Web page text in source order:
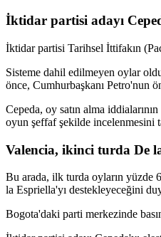
İktidar partisi adayı
İktidar partisi Tarihsel İttifakın
Sisteme dahil edilmeyen oylar
önce, Cumhurbaşkanı Petro'nun
Cepeda, oy satın alma
oyun şeffaf şekilde incelenmesini
Valencia, ikinci turda De
Bu arada, ilk turda oyların yüzde
la Espriella'yı destekleyeceğini
Bogota'daki parti merkezinde